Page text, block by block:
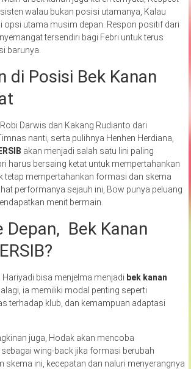
walau bukan posisi utamanya, Kalau
opsi utama musim depan. Respon positif dari
tersendiri bagi Febri untuk terus
barunya.
di Posisi Bek Kanan
Darwis dan Kakang Rudianto dari
nanti, serta pulihnya Henhen Herdiana,
akan menjadi salah satu lini paling
harus bersaing ketat untuk mempertahankan
tetap mempertahankan formasi dan skema
performanya sejauh ini, Bow punya peluang
menit bermain.
Depan, Bek Kanan
bisa menjelma menjadi bek kanan
ia memiliki modal penting seperti
terhadap klub, dan kemampuan adaptasi
juga, Hodak akan mencoba
wing-back jika formasi berubah
skema ini, kecepatan dan naluri menyerangnya